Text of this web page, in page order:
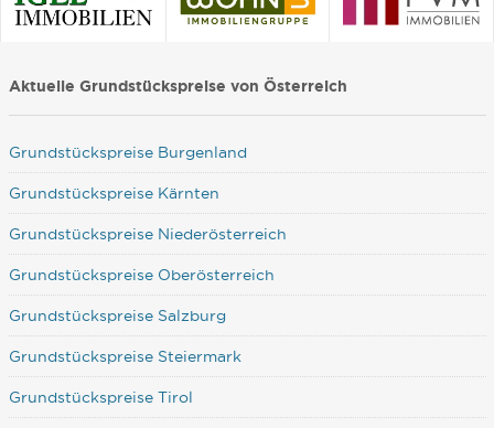
Aktuelle Grundstückspreise von Österreich
Grundstückspreise Burgenland
Grundstückspreise Kärnten
Grundstückspreise Niederösterreich
Grundstückspreise Oberösterreich
Grundstückspreise Salzburg
Grundstückspreise Steiermark
Grundstückspreise Tirol